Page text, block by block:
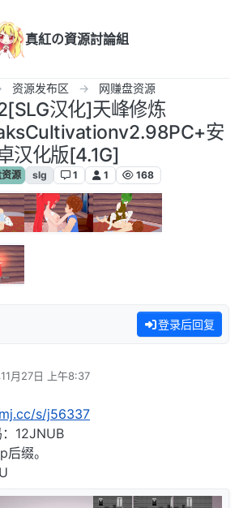
真紅の資源討論組
资源发布区 网赚盘资源
汉化]天峰修炼
安
汉化版[4.1G]
源 slg 1 1 168
登录后回复
月27日 上午8:37
s/j56337
12JNUB
缀。